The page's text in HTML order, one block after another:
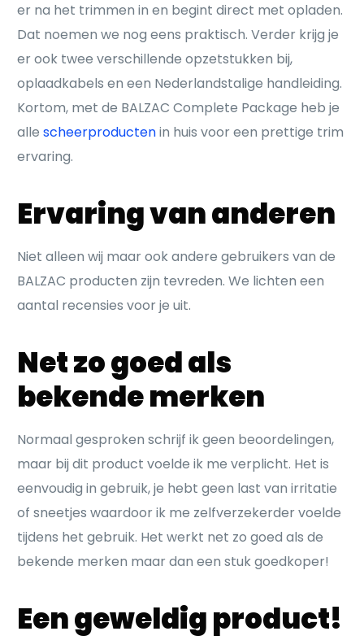
er na het trimmen in en begint direct met opladen.
Dat noemen we nog eens praktisch. Verder krijg je
er ook twee verschillende opzetstukken bij,
oplaadkabels en een Nederlandstalige handleiding.
Kortom, met de BALZAC Complete Package heb je
allescheerproductenin huis voor een prettige trim
ervaring.
Ervaring van anderen
Niet alleen wij maar ook andere gebruikers van de
BALZAC producten zijn tevreden. We lichten een
aantal recensies voor je uit.
Net zo goed als
bekende merken
Normaal gesproken schrijf ik geen beoordelingen,
maar bij dit product voelde ik me verplicht. Het is
eenvoudig in gebruik, je hebt geen last van irritatie
of sneetjes waardoor ik me zelfverzekerder voelde
tijdens het gebruik. Het werkt net zo goed als de
bekende merken maar dan een stuk goedkoper!
Een geweldig product!